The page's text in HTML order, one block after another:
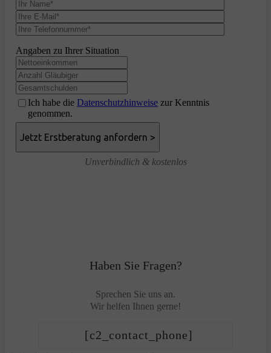
Angaben zu Ihrer Situation
Ich habe die Datenschutzhinweise zur Kenntnis
genommen.
Unverbindlich & kostenlos
Haben Sie Fragen?
Sprechen Sie uns an.
Wir helfen Ihnen gerne!
[c2_contact_phone]